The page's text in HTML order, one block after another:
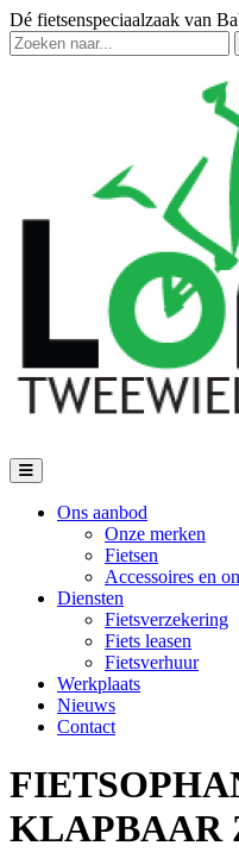
Dé fietsenspeciaalzaak van
Ons aanbod
Onze merken
Fietsen
Accessoires en
Diensten
Fietsverzekering
Fiets leasen
Fietsverhuur
Werkplaats
Nieuws
Contact
KLAPBAAR